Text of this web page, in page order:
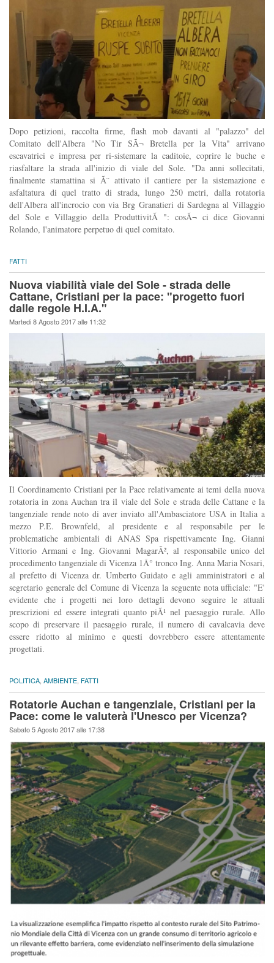
Dopo petizioni, raccolta firme, flash mob davanti al "palazzo" del
Comitato dell'Albera "No Tir SÃ¬ Bretella per la Vita" arrivano
escavatrici e impresa per ri-sistemare la caditoie, coprire le buche e
riasfaltare la strada all'inizio di viale del Sole. "Da anni sollecitati,
finalmente stamattina si Ã¨ attivato il cantiere per la sistemazione e
asfaltatura di quel tratto di strada, lungo 250 metri, dalla rotatoria
dell'Albera all'incrocio con via Brg Granatieri di Sardegna al Villaggio
del Sole e Villaggio della ProduttivitÃ ": cosÃ¬ ci dice Giovanni
Rolando, l'animatore perpetuo di quel comitato.
FATTI
Nuova viabilità viale del Sole - strada delle
Cattane, Cristiani per la pace: "progetto fuori
dalle regole H.I.A."
Martedi 8 Agosto 2017 alle 11:32
Il Coordinamento Cristiani per la Pace relativamente ai temi della nuova
rotatoria in zona Auchan tra il viale del Sole e strada delle Cattane e la
tangenziale rende noto di aver inviato all'Ambasciatore USA in Italia a
mezzo P.E. Brownfeld, al presidente e al responsabile per le
problematiche ambientali di ANAS Spa rispettivamente Ing. Gianni
Vittorio Armani e Ing. Giovanni MagarÃ², al responsabile unico del
procedimento tangenziale di Vicenza 1Â° tronco Ing. Anna Maria Nosari,
al prefetto di Vicenza dr. Umberto Guidato e agli amministratori e al
segretario generale del Comune di Vicenza la seguente nota ufficiale: "E'
evidente che i progetti nei loro dettagli devono seguire le attuali
prescrizioni ed essere integrati quanto piÃ¹ nel paesaggio rurale. Allo
scopo di preservare il paesaggio rurale, il numero di cavalcavia deve
essere ridotto al minimo e questi dovrebbero essere attentamente
progettati.
POLITICA, AMBIENTE, FATTI
Rotatorie Auchan e tangenziale, Cristiani per la
Pace: come le valuterà l'Unesco per Vicenza?
Sabato 5 Agosto 2017 alle 17:38